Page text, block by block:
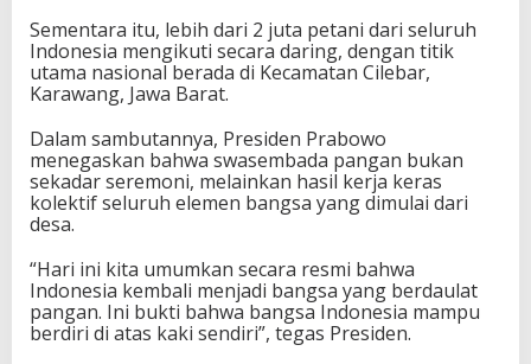
Sementara itu, lebih dari 2 juta petani dari seluruh
Indonesia mengikuti secara daring, dengan titik
utama nasional berada di Kecamatan Cilebar,
Karawang, Jawa Barat.
Dalam sambutannya, Presiden Prabowo
menegaskan bahwa swasembada pangan bukan
sekadar seremoni, melainkan hasil kerja keras
kolektif seluruh elemen bangsa yang dimulai dari
desa.
“Hari ini kita umumkan secara resmi bahwa
Indonesia kembali menjadi bangsa yang berdaulat
pangan. Ini bukti bahwa bangsa Indonesia mampu
berdiri di atas kaki sendiri”, tegas Presiden.